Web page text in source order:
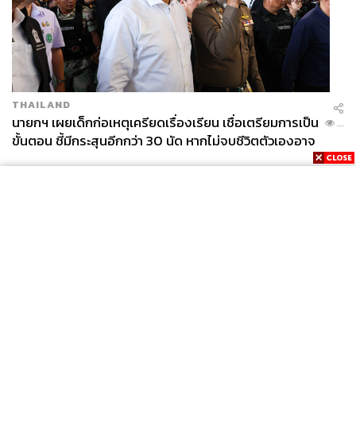
THAILAND
นายกฯ เผยเด็กก่อเหตุเครียดเรื่องเรียน เชื่อเตรียมการเป็น
ขั้นตอน ชี้มีกระสุนอีกกว่า 30 นัด หากไม่จบชีวิตตัวเองอาจ
สูญเสียเพิ่ม
...